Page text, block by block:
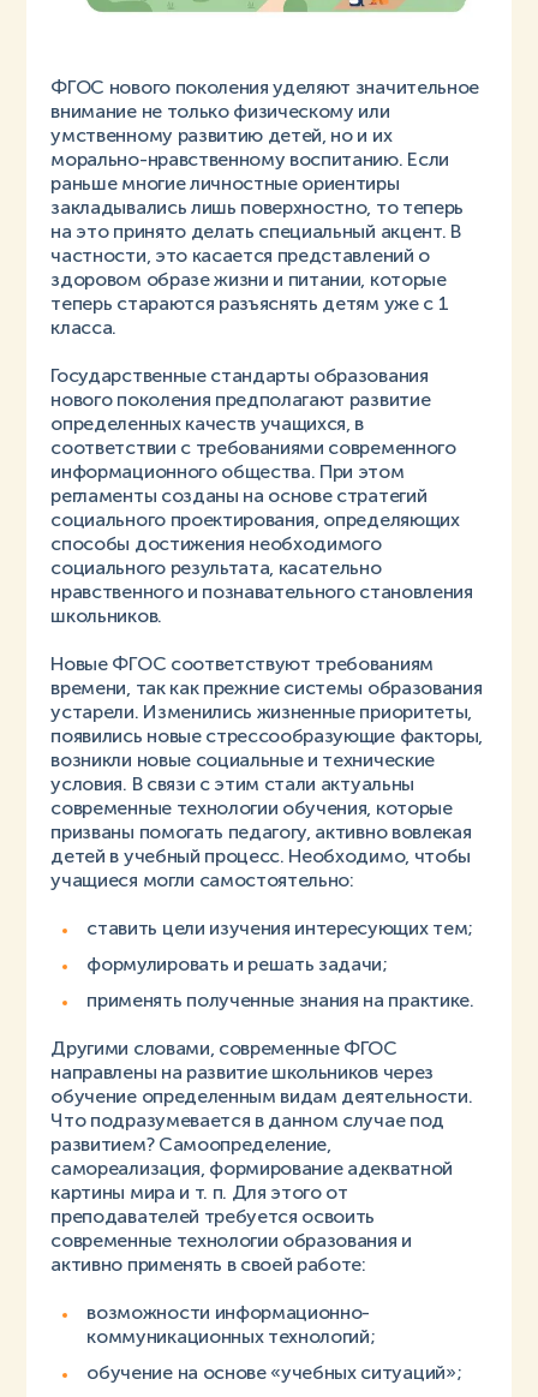
ФГОС нового поколения уделяют значительное
внимание не только физическому или
умственному развитию детей, но и их
морально-нравственному воспитанию. Если
раньше многие личностные ориентиры
закладывались лишь поверхностно, то теперь
на это принято делать специальный акцент. В
частности, это касается представлений о
здоровом образе жизни и питании, которые
теперь стараются разъяснять детям уже с 1
класса.
Государственные стандарты образования
нового поколения предполагают развитие
определенных качеств учащихся, в
соответствии с требованиями современного
информационного общества. При этом
регламенты созданы на основе стратегий
социального проектирования, определяющих
способы достижения необходимого
социального результата, касательно
нравственного и познавательного становления
школьников.
Новые ФГОС соответствуют требованиям
времени, так как прежние системы образования
устарели. Изменились жизненные приоритеты,
появились новые стрессообразующие факторы,
возникли новые социальные и технические
условия. В связи с этим стали актуальны
современные технологии обучения, которые
призваны помогать педагогу, активно вовлекая
детей в учебный процесс. Необходимо, чтобы
учащиеся могли самостоятельно:
ставить цели изучения интересующих тем;
формулировать и решать задачи;
применять полученные знания на практике.
Другими словами, современные ФГОС
направлены на развитие школьников через
обучение определенным видам деятельности.
Что подразумевается в данном случае под
развитием? Самоопределение,
самореализация, формирование адекватной
картины мира и т. п. Для этого от
преподавателей требуется освоить
современные технологии образования и
активно применять в своей работе:
возможности информационно-
коммуникационных технологий;
обучение на основе «учебных ситуаций»;